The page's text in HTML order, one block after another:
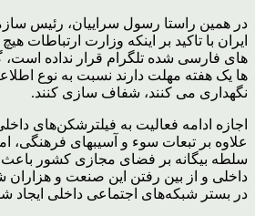
در همین راستا رسول سراییان، رئیس
ایران با تاکید بر اینکه وزارت ارتباطات
های فارسی شده تلگرام قرار نداده
ها یک هفته مهلت دارند نسبت به نوع
نگهداری می کنند، شفاف سازی کنند.
اجازه ادامه فعالیت به فیلترشکن‌های
علاوه بر تبعات سوء و آسیبهای فرهنگی،
سلطه بیگانه بر فضای مجازی کشور باعث
داخلی و از بین رفتن این صنعت و
در بستر شبکه‌های اجتماعی داخلی ایجاد